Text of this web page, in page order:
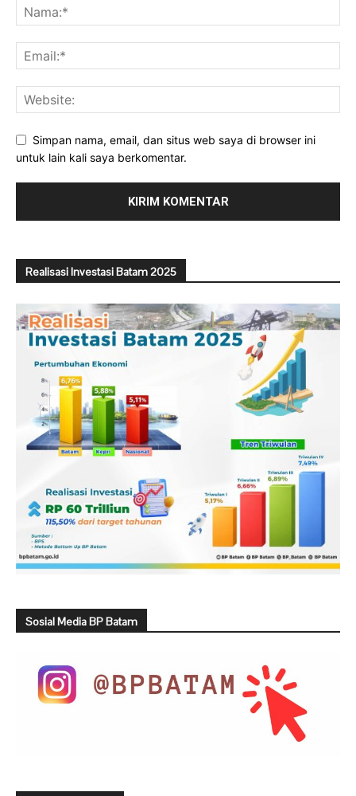
Simpan nama, email, dan situs web saya di browser ini
untuk lain kali saya berkomentar.
Realisasi Investasi Batam 2025
Sosial Media BP Batam